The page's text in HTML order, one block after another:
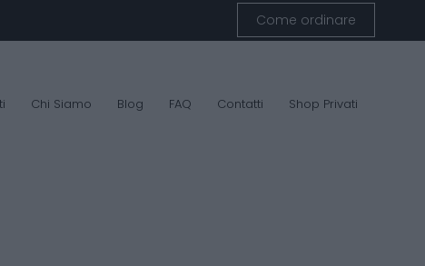
Come ordinare
Chi Siamo Blog FAQ Contatti Shop Privati